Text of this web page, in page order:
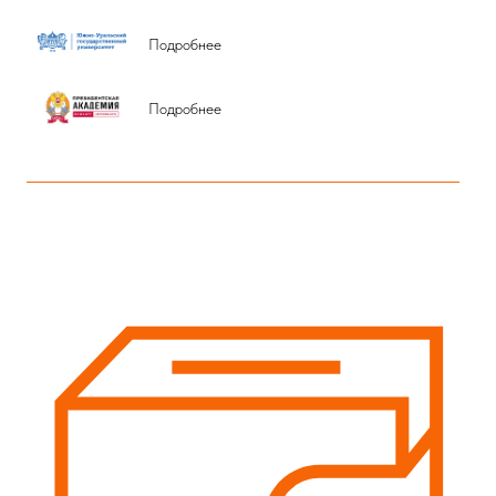
Подробнее
Подробнее
Контакты
2025 АНО ДПО "КОРПОРАТИВНЫЙ УНИВЕРСИТЕТ
ПРАВИТЕЛЬСТВА ЧЕЛЯБИНСКОЙ ОБЛАСТИ"
Согласие на обработку персональных данных